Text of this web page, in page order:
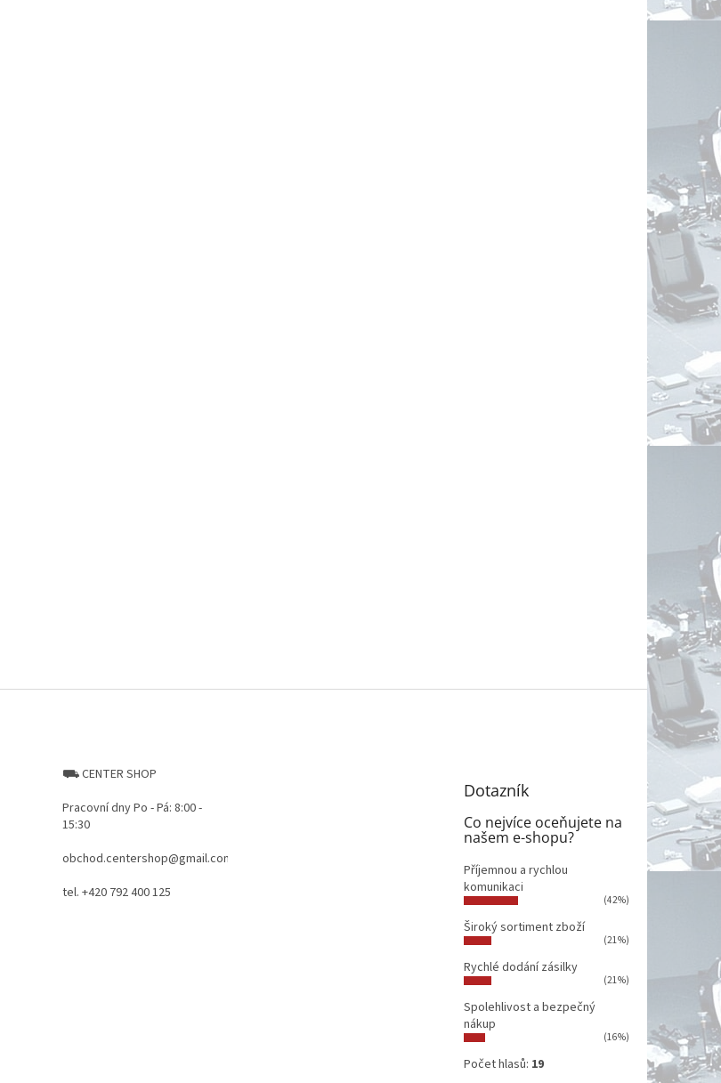
⛟ CENTER SHOP
Pracovní dny Po - Pá: 8:00 -
15:30
obchod.centershop@gmail.com
tel. +420 792 400 125
Dotazník
Co nejvíce oceňujete na
našem e-shopu?
Příjemnou a rychlou
komunikaci
(42%)
Široký sortiment zboží
(21%)
Rychlé dodání zásilky
(21%)
Spolehlivost a bezpečný
nákup
(16%)
Počet hlasů: 19